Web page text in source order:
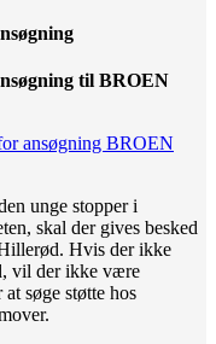
til BROEN
ansøgning BROEN
unge stopper i
skal der gives besked
Hvis der ikke
vil der ikke være
søge støtte hos